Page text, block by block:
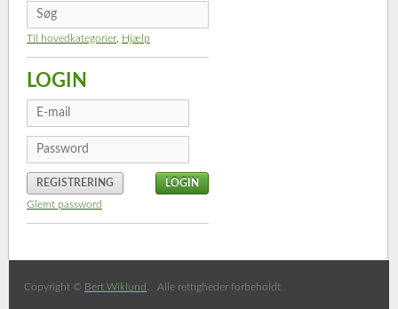
Til hovedkategorier Hjælp
LOGIN
REGISTRERING
Glemt password
Copyright © Bert Wiklund . Alle rettigheder forbeholdt